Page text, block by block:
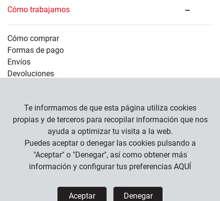
Cómo trabajamos
Cómo comprar
Formas de pago
Envíos
Devoluciones
Información legal
Condiciones Generales
Política de Privacidad
Política de Cookies
Te informamos de que esta página utiliza cookies
propias y de terceros para recopilar información que nos
ayuda a optimizar tu visita a la web.
Puedes aceptar o denegar las cookies pulsando a
"Aceptar" o "Denegar", así como obtener más
información y configurar tus preferencias AQUÍ
Aceptar Denegar